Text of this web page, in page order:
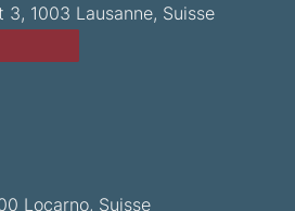
1003 Lausanne, Suisse
Locarno, Suisse